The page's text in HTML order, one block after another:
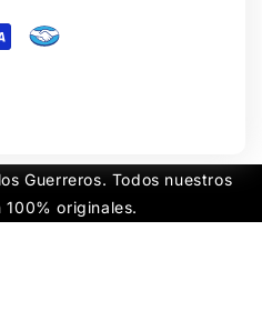
Guerreros. Todos nuestros
originales.